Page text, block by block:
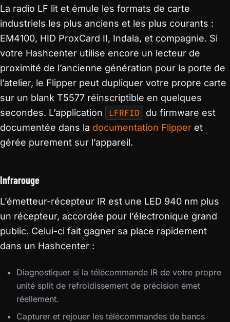
La radio LF lit et émule les formats de carte
industriels les plus anciens et les plus courants :
EM4100, HID ProxCard II, Indala, et compagnie. Si
votre Hashcenter utilise encore un lecteur de
proximité de l’ancienne génération pour la porte de
l’atelier, le Flipper peut dupliquer votre propre carte
sur un blank T5577 réinscriptible en quelques
secondes. L’application
LFRFID
du firmware est
documentée dans la documentation Flipper et
gérée purement sur l’appareil.
Infrarouge
L’émetteur-récepteur IR est une LED 940 nm plus
un récepteur, accordée pour l’électronique grand
public. Celui-ci fait gagner sa place rapidement
dans un Hashcenter :
Diagnostiquer si la télécommande IR de votre propre
unité split de refroidissement de précision émet
réellement.
Capturer et rejouer les télécommandes de bancs